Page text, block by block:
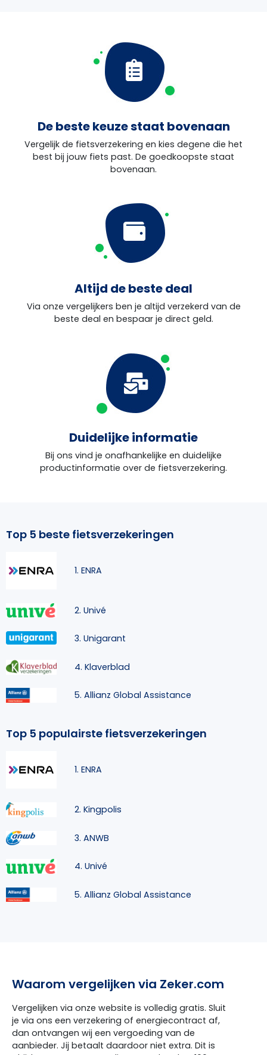
De beste keuze staat bovenaan
Vergelijk de fietsverzekering en kies degene die het
best bij jouw fiets past. De goedkoopste staat
bovenaan.
Altijd de beste deal
Via onze vergelijkers ben je altijd verzekerd van de
beste deal en bespaar je direct geld.
Duidelijke informatie
Bij ons vind je onafhankelijke en duidelijke
productinformatie over de fietsverzekering.
Top 5 beste fietsverzekeringen
1. ENRA
2. Univé
3. Unigarant
4. Klaverblad
5. Allianz Global Assistance
Top 5 populairste fietsverzekeringen
1. ENRA
2. Kingpolis
3. ANWB
4. Univé
5. Allianz Global Assistance
Waarom vergelijken via Zeker.com
Vergelijken via onze website is volledig gratis. Sluit
je via ons een verzekering of energiecontract af,
dan ontvangen wij een vergoeding van de
aanbieder. Jij betaalt daardoor niet extra. Dit is